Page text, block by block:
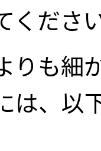
くださ
りも細
は、以